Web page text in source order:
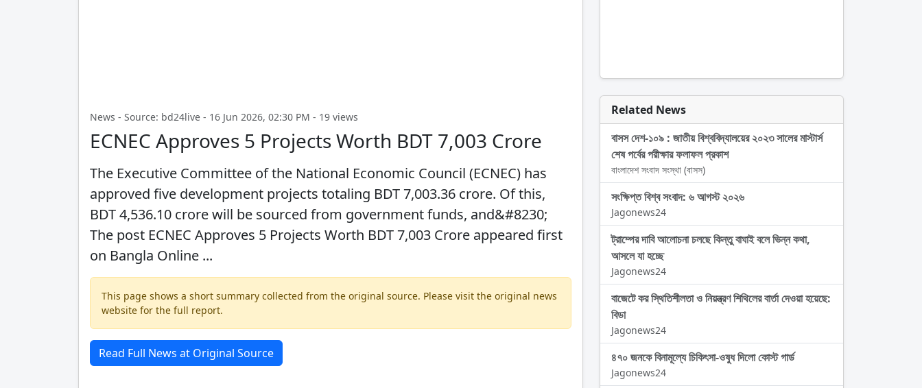
News - Source: bd24live - 16 Jun 2026, 02:30 PM - 19 views
ECNEC Approves 5 Projects Worth BDT 7,003 Crore
The Executive Committee of the National Economic Council (ECNEC) has
approved five development projects totaling BDT 7,003.36 crore. Of this,
BDT 4,536.10 crore will be sourced from government funds, and&#8230;
The post ECNEC Approves 5 Projects Worth BDT 7,003 Crore appeared first
on Bangla Online ...
This page shows a short summary collected from the original source. Please visit the original news
website for the full report.
Read Full News at Original Source
Related News
বাসস দেশ-১০৯ : জাতীয় বিশ্ববিদ্যালয়ের ২০২৩ সালের মাস্টার্স
শেষ পর্বের পরীক্ষার ফলাফল প্রকাশ
বাংলাদেশ সংবাদ সংস্থা (বাসস)
সংক্ষিপ্ত বিশ্ব সংবাদ: ৬ আগস্ট ২০২৬
Jagonews24
ট্রাম্পের দাবি আলোচনা চলছে কিন্তু বাঘাই বলে ভিন্ন কথা,
আসলে যা হচ্ছে
Jagonews24
বাজেটে কর স্থিতিশীলতা ও নিয়ন্ত্রণ শিথিলের বার্তা দেওয়া হয়েছে:
বিডা
Jagonews24
৪৭০ জনকে বিনামূল্যে চিকিৎসা-ওষুধ দিলো কোস্ট গার্ড
Jagonews24